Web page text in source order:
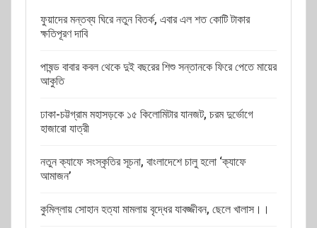
ফুয়াদের মন্তব্য ঘিরে নতুন বিতর্ক, এবার এল শত কোটি টাকার
ক্ষতিপূরণ দাবি
পাষন্ড বাবার কবল থেকে দুই বছরের শিশু সন্তানকে ফিরে পেতে মায়ের
আকুতি
ঢাকা-চট্টগ্রাম মহাসড়কে ১৫ কিলোমিটার যানজট, চরম দুর্ভোগে
হাজারো যাত্রী
নতুন ক্যাফে সংস্কৃতির সূচনা, বাংলাদেশে চালু হলো ‘ক্যাফে
আমাজন’
কুমিল্লায় সোহান হত্যা মামলায় বৃদ্ধের যাবজ্জীবন, ছেলে খালাস।।